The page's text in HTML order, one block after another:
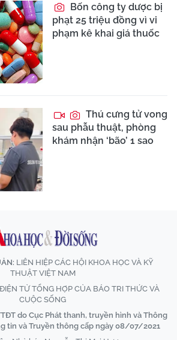
Bốn công ty dược bị
phạt 25 triệu đồng vì vi
phạm kê khai giá thuốc
Thú cưng tử vong
sau phẫu thuật, phòng
khám nhận ‘bão’ 1 sao
LIÊN HIỆP CÁC HỘI KHOA HỌC VÀ KỸ
THUẬT VIỆT NAM
TỬ TỔNG HỢP CỦA BÁO TRI THỨC VÀ
CUỘC SỐNG
do Cục Phát thanh, truyền hình và Thông
tin và Truyền thông cấp ngày 08/07/2021